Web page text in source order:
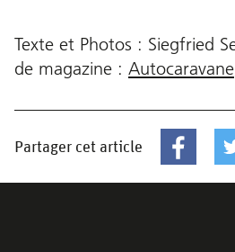
Texte et Photos : Siegfried
de magazine : Autocaravane
Partager cet article